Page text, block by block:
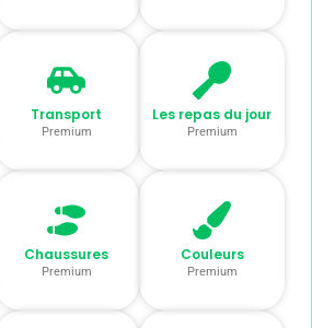
Transport
Premium
Les repas du jour
Premium
Chaussures
Premium
Couleurs
Premium